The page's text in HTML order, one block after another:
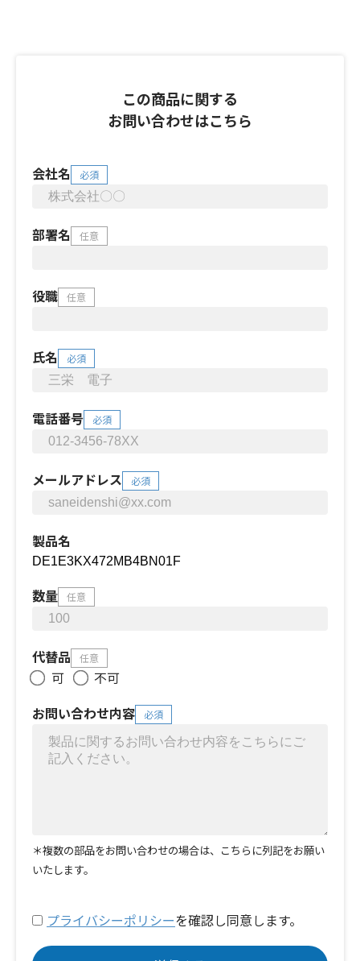
この商品に関する
お問い合わせはこちら
会社名 必須
部署名 任意
役職 任意
氏名 必須
電話番号 必須
メールアドレス 必須
製品名
数量 任意
代替品 任意
可
不可
お問い合わせ内容
必須
＊複数の部品をお問い合わせの場合は、こちらに列記をお願い
いたします。
プライバシーポリシーを確認し同意します。